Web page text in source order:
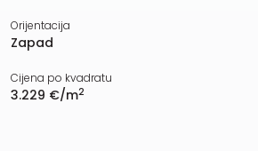
Orijentacija
Zapad
Cijena po kvadratu
3.229 €/m2